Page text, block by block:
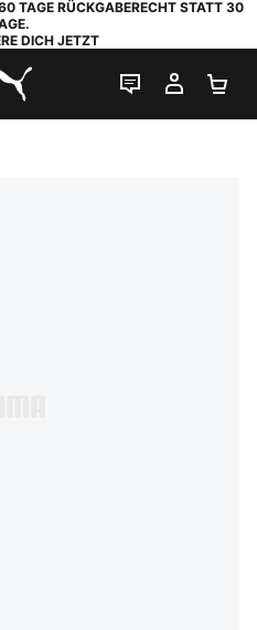
TAGE RÜCKGABERECHT STATT 30
DICH JETZT
LIVE-CHAT
MEIN